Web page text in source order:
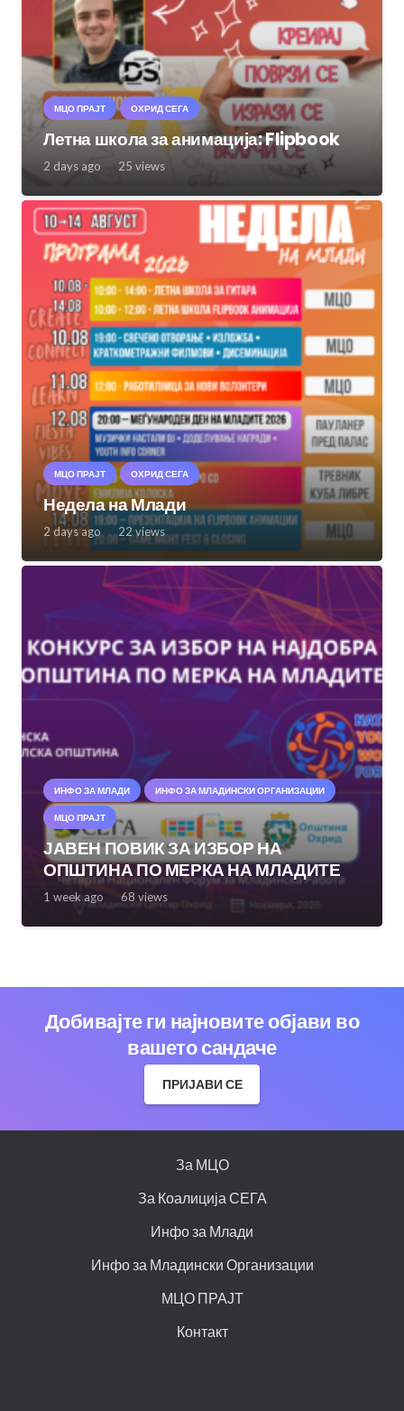
МЦО ПРАЈТ ОХРИД СЕГА
Летна школа за анимација: Flipbook
2 days ago 25 views
МЦО ПРАЈТ ОХРИД СЕГА
Недела на Млади
2 days ago 22views
ИНФО ЗА МЛАДИ ИНФО ЗА МЛАДИНСКИ ОРГАНИЗАЦИИ
МЦО ПРАЈТ
ЈАВЕН ПОВИК ЗА ИЗБОР НА
ОПШТИНА ПО МЕРКА НА МЛАДИТЕ
1 week ago 68 views
Добивајте ги најновите објави во
вашето сандаче
ПРИЈАВИ СЕ
За МЦО
За Коалиција СЕГА
Инфо за Млади
Инфо за Младински Организации
МЦО ПРАЈТ
Контакт